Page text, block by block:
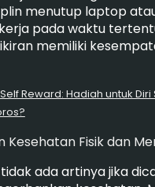
menutup laptop
pada waktu
memiliki
Self Reward: Hadiah untuk Diri
Kesehatan Fisik dan
ada artinya jika